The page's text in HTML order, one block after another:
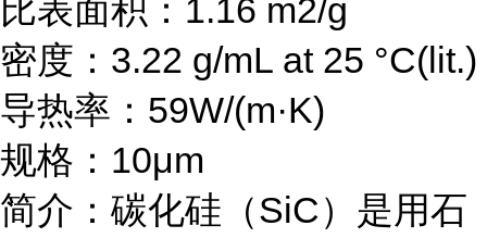
比表面积：1.16 m2/g
密度：3.22 g/mL at 25 °C(lit.)
导热率：59W/(m·K)
规格：10μm
简介：碳化硅（SiC）是用石